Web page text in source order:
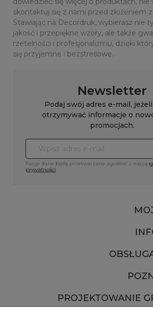
skontaktuj się z nami przed złożeniem
Stawiając na Decordruk, wybierasz nie
jakość i przepiękne wzory, ale także
rzetelności i profesjonalizmu, dzięki
się przyjemne i bezstresowe.
Newsletter
Podaj swój adres e-mail,
otrzymywać informacje o
promocjach.
Twoje dane będą przetwarzane zgodnie z naszą
prywatności
PROJEKTOWANIE